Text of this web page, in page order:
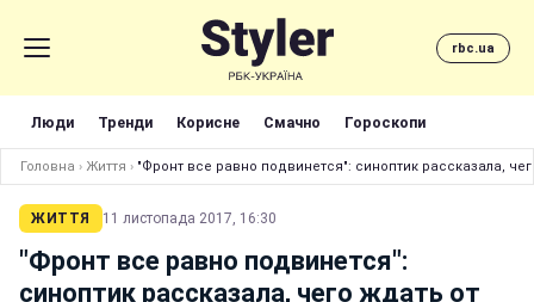
rbc.ua
Люди Тренди Корисне Смачно Гороскопи
Головна › Життя › "Фронт все равно подвинется": синоптик рассказала,
ЖИТТЯ 11 листопада 2017, 16:30
"Фронт все равно подвинется":
синоптик рассказала, чего ждать от